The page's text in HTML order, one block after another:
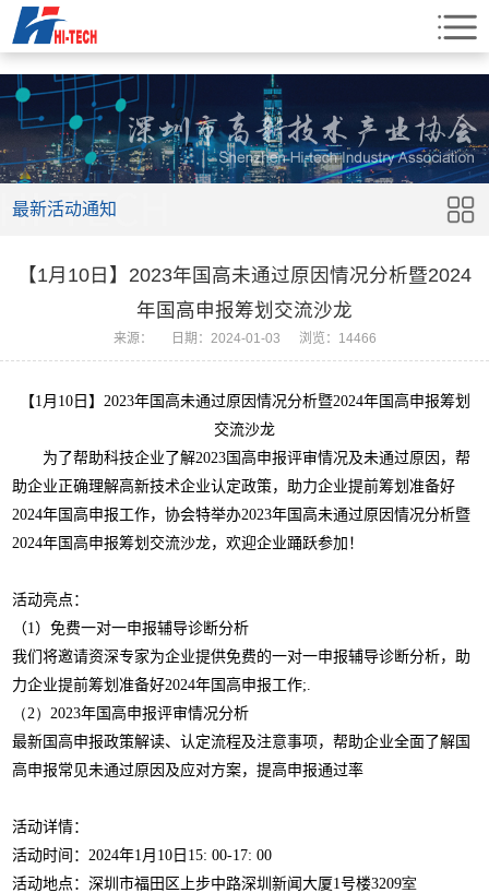
最新活动通知
【1月10日】2023年国高未通过原因情况分析暨2024
年国高申报筹划交流沙龙
来源： 日期：2024-01-03 浏览：14466
【1月10日】 2023年国高未通过原因情况分析暨2024年国高申报筹划
交流沙龙
为了帮助科技企业了解2023 国高申报评审情况及未通过原因，帮
助企业正确理解高新技术企业认定政策，助力企业提前筹划准备好
2024年国高申报工作，协会特举办2023年国高未通过原因情况分析暨
2024年国高申报筹划交流沙龙，欢迎企业踊跃参加！
活动亮点：
（1）免费一对一申报辅导诊断分析
我们将邀请资深专家为企业提供免费的一对一申报辅导诊断分析，助
力企业提前筹划准备好2024年国高申报工作;.
（2）2023年国高申报评审情况分析
最新国高申报政策解读、认定流程及注意事项，帮助企业全面了解国
高申报常见未通过原因及应对方案，提高申报通过率
活动详情：
活动时间：2024年1月 10 日 15: 00-17: 00
活动地点：深圳市福田区上步中路深圳新闻大厦1号楼3209室